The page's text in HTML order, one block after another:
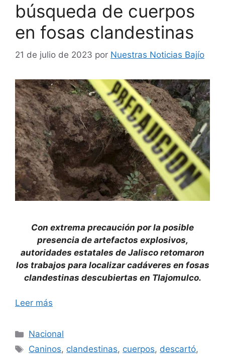
búsqueda de cuerpos
en fosas clandestinas
21 de julio de 2023 por Nuestras Noticias Bajío
Con extrema precaución por la posible
presencia de artefactos explosivos,
autoridades estatales de Jalisco retomaron
los trabajos para localizar cadáveres en fosas
clandestinas descubiertas en Tlajomulco.
Leer más
Categorías
Nacional
Etiquetas
Caninos, clandestinas, cuerpos, descartó,